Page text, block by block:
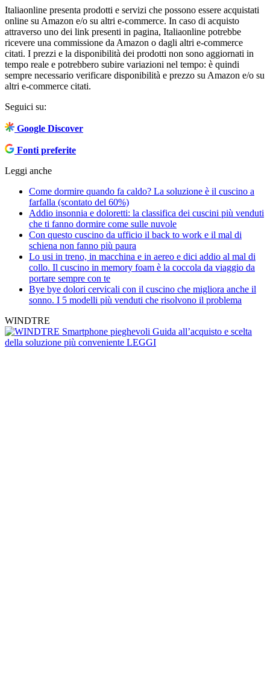
Italiaonline presenta prodotti e servizi che possono essere acquistati
online su Amazon e/o su altri e-commerce. In caso di acquisto
attraverso uno dei link presenti in pagina, Italiaonline potrebbe
ricevere una commissione da Amazon o dagli altri e-commerce
citati. I prezzi e la disponibilità dei prodotti non sono aggiornati in
tempo reale e potrebbero subire variazioni nel tempo: è quindi
sempre necessario verificare disponibilità e prezzo su Amazon e/o su
altri e-commerce citati.
Seguici su:
Google Discover
Fonti preferite
Leggi anche
Come dormire quando fa caldo? La soluzione è il cuscino a
farfalla (scontato del 60%)
Addio insonnia e doloretti: la classifica dei cuscini più venduti
che ti fanno dormire come sulle nuvole
Con questo cuscino da ufficio il back to work e il mal di
schiena non fanno più paura
Lo usi in treno, in macchina e in aereo e dici addio al mal di
collo. Il cuscino in memory foam è la coccola da viaggio da
portare sempre con te
Bye bye dolori cervicali con il cuscino che migliora anche il
sonno. I 5 modelli più venduti che risolvono il problema
WINDTRE
Smartphone pieghevoli Guida all’acquisto e scelta
della soluzione più conveniente LEGGI